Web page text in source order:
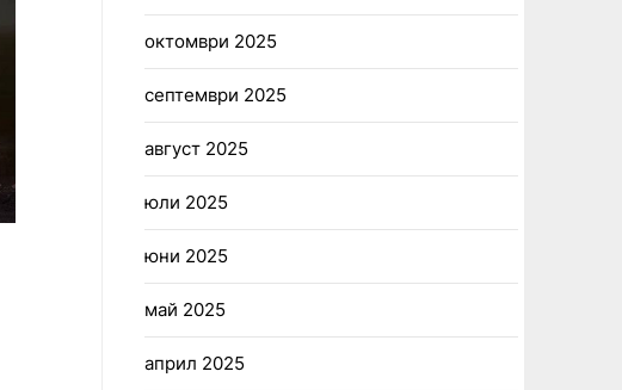
октомври 2025
септември 2025
август 2025
юли 2025
юни 2025
май 2025
април 2025